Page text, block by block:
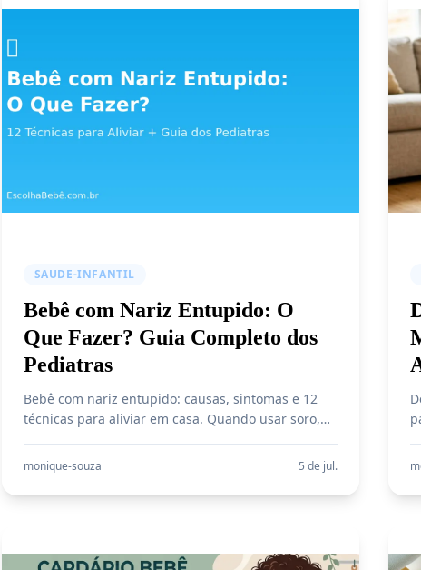
SAUDE-INFANTIL
Bebê com Nariz Entupido: O
Que Fazer? Guia Completo dos
Pediatras
Bebê com nariz entupido: causas, sintomas e 12
técnicas para aliviar em casa. Quando usar soro,
Guia completo.
monique-souza 5 de jul.